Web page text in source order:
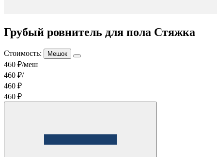
Грубый ровнитель для пола Стяжка
Стоимость: Мешок
460 ₽/меш
460 ₽/
460 ₽
460 ₽